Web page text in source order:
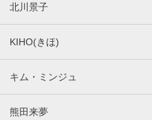
北川景子
KIHO(きほ)
キム・ミンジュ
熊田来夢